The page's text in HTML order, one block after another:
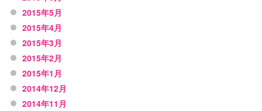
2015年5月
2015年4月
2015年3月
2015年2月
2015年1月
2014年12月
2014年11月